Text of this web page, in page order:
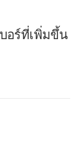
อร์ที่เพิ่มขึ้น